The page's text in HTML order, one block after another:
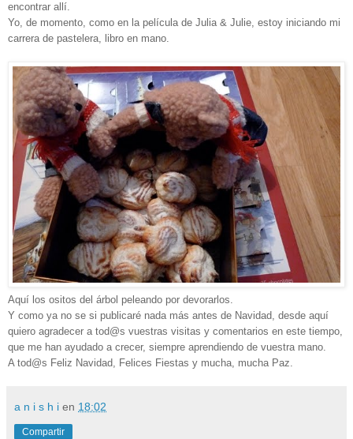
encontrar allí.
Yo, de momento, como en la película de Julia & Julie, estoy iniciando mi
carrera de pastelera, libro en mano.
Aquí los ositos del árbol peleando por devorarlos.
Y como ya no se si publicaré nada más antes de Navidad, desde aquí
quiero agradecer a tod@s vuestras visitas y comentarios en este tiempo,
que me han ayudado a crecer, siempre aprendiendo de vuestra mano.
A tod@s Feliz Navidad, Felices Fiestas y mucha, mucha Paz
a n i s h i en 18:02
Compartir